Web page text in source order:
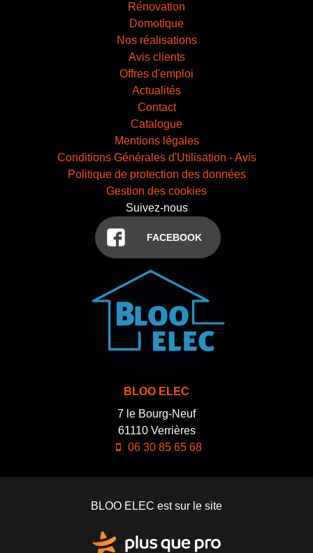
Rénovation
Domotique
Nos réalisations
Avis clients
Offres d'emploi
Actualités
Contact
Catalogue
Mentions légales
Conditions Générales d'Utilisation - Avis
Politique de protection des données
Gestion des cookies
Suivez-nous
FACEBOOK
BLOO ELEC
7 le Bourg-Neuf
61110 Verrières
06 30 85 65 68
BLOO ELEC est sur le site